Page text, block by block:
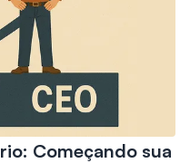
Começando sua